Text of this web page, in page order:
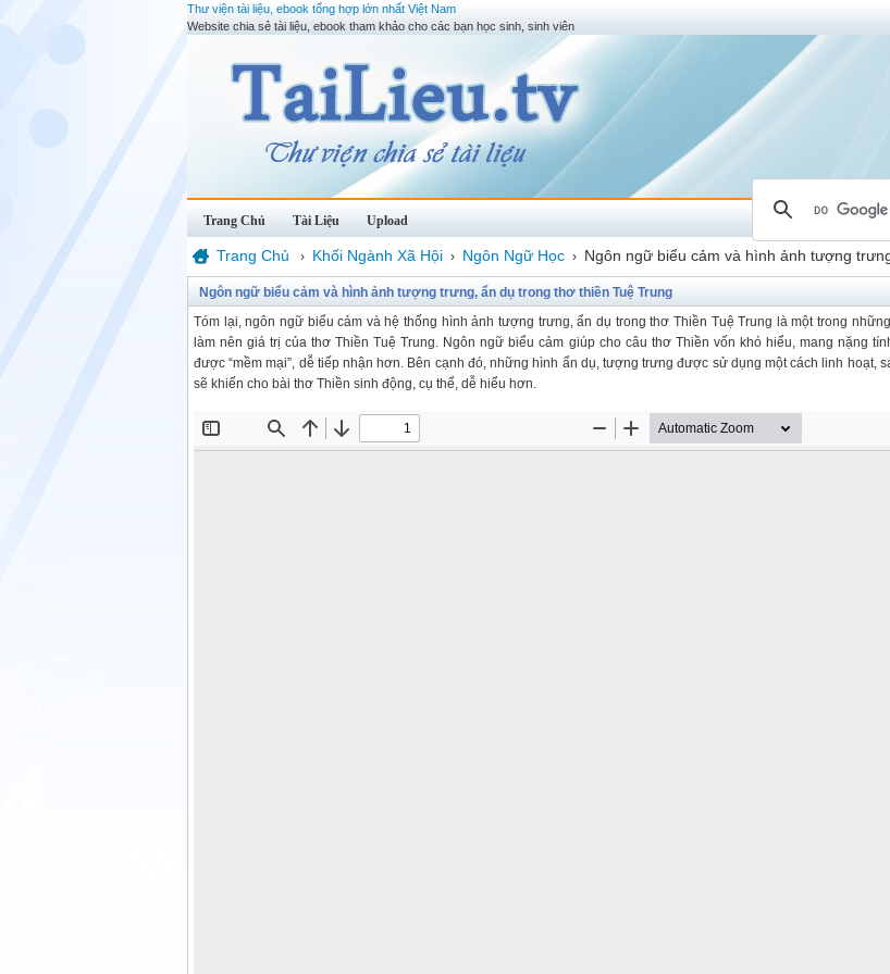
Thư viện tài liệu, ebook tổng hợp lớn nhất Việt Nam
Website chia sẻ tài liệu, ebook tham khảo cho các bạn học sinh, sinh viên
Trang Chủ Tài Liệu Upload
Trang Chủ › Khối Ngành Xã Hội › Ngôn Ngữ Học › Ngôn ngữ biểu cảm và hình ảnh tượng
Ngôn ngữ biểu cảm và hình ảnh tượng trưng, ẩn dụ trong thơ thiền Tuệ Trung
Tóm lại, ngôn ngữ biểu cảm và hệ thống hình ảnh tượng trưng, ẩn dụ trong thơ Thiền Tuệ Trung là một trong
làm nên giá trị của thơ Thiền Tuệ Trung. Ngôn ngữ biểu cảm giúp cho câu thơ Thiền vốn khó hiểu, mang nặng
được “mềm mại”, dễ tiếp nhận hơn. Bên cạnh đó, những hình ẩn dụ, tượng trưng được sử dụng một cách linh hoạt,
sẽ khiến cho bài thơ Thiền sinh động, cụ thể, dễ hiểu hơn.